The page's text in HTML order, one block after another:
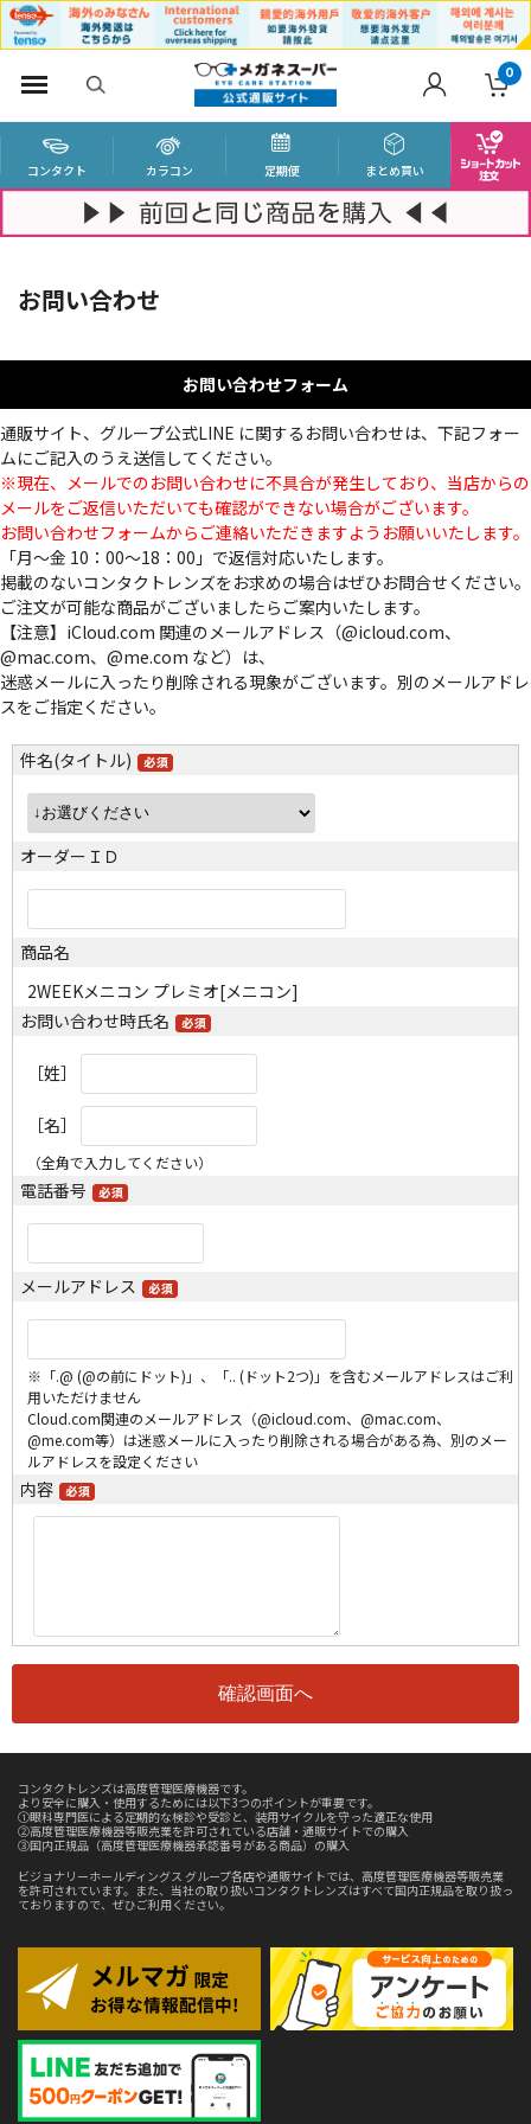
0
コンタクト カラコン 定期便 まとめ買い
お問い合わせ
お問い合わせフォーム
通販サイト、グループ公式LINE に関するお問い合わせは、下記フォー
ムにご記入のうえ送信してください。
※現在、メールでのお問い合わせに不具合が発生しており、当店からの
メールをご返信いただいても確認ができない場合がございます。
お問い合わせフォームからご連絡いただきますようお願いいたします。
「月～金 10：00～18：00」で返信対応いたします。
掲載のないコンタクトレンズをお求めの場合はぜひお問合せください。
ご注文が可能な商品がございましたらご案内いたします。
【注意】iCloud.com 関連のメールアドレス（@icloud.com、
@mac.com、@me.com など）は、
迷惑メールに入ったり削除される現象がございます。別のメールアドレ
スをご指定ください。
件名(タイトル)
オーダーＩＤ
商品名
2WEEKメニコン プレミオ[メニコン]
お問い合わせ時氏名
［姓］
［名］
（全角で入力してください）
電話番号
メールアドレス
※「.@ (@の前にドット)」、「.. (ドット2つ)」を含むメールアドレスはご利
用いただけません
Cloud.com関連のメールアドレス（@icloud.com、@mac.com、
@me.com等）は迷惑メールに入ったり削除される場合がある為、別のメー
ルアドレスを設定ください
内容
コンタクトレンズは高度管理医療機器です。
より安全に購入・使用するためには以下3つのポイントが重要です。
①眼科専門医による定期的な検診や受診と、装用サイクルを守った適正な使用
②高度管理医療機器等販売業を許可されている店舗・通販サイトでの購入
③国内正規品（高度管理医療機器承認番号がある商品）の購入
ビジョナリーホールディングス グループ各店や通販サイトでは、高度管理医療機器等販売業
を許可されています。また、当社の取り扱いコンタクトレンズはすべて国内正規品を取り扱っ
ておりますので、ぜひご利用ください。